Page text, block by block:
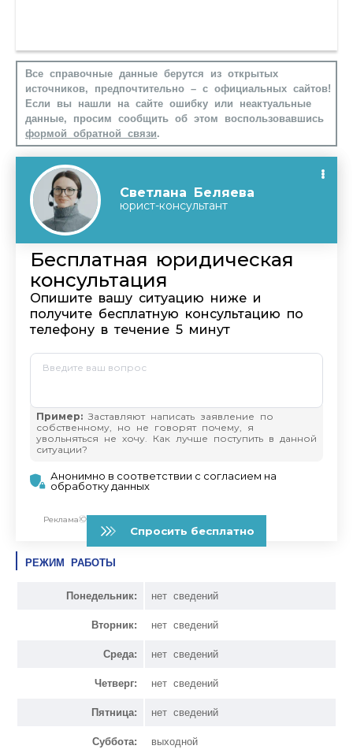
Все справочные данные берутся из открытых
источников, предпочтительно – с официальных сайтов!
Если вы нашли на сайте ошибку или неактуальные
данные, просим сообщить об этом воспользовавшись
формой обратной связи.
РЕЖИМ РАБОТЫ
Понедельник: нет сведений
Вторник: нет сведений
Среда: нет сведений
Четверг: нет сведений
Пятница: нет сведений
Суббота: выходной